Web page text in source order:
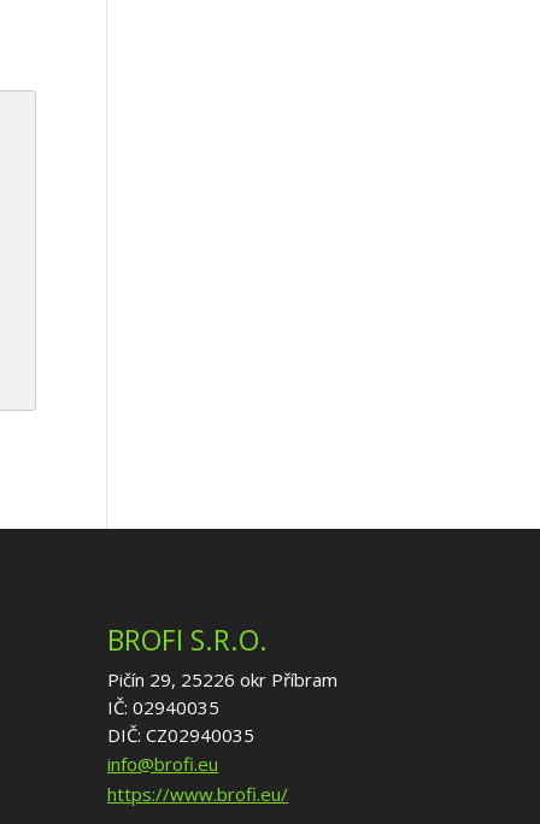
BROFI S.R.O.
Pičín 29, 25226 okr Příbram
IČ: 02940035
DIČ: CZ02940035
info@brofi.eu
https://www.brofi.eu/